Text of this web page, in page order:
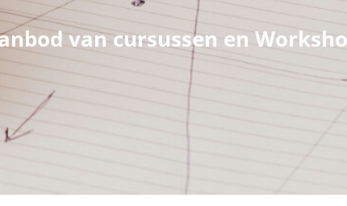
van cursussen en